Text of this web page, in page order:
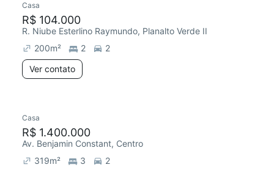
Casa
R$ 104.000
R. Niube Esterlino Raymundo, Planalto Verde II
200m² 2
2
Ver contato
Casa
R$ 1.400.000
Av. Benjamin Constant, Centro
319m² 3
2